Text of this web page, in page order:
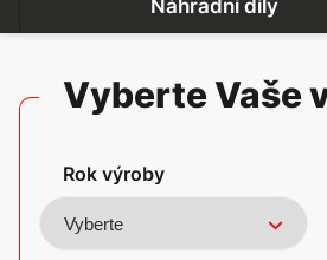
Náhradní díly
Vyberte Vaše
Rok výroby